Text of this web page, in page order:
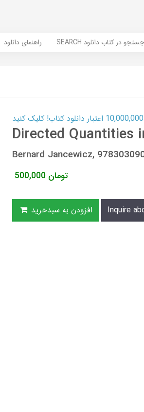
راهنمای دانلود SEARCH جستجو در کتاب دانلود
Directed Quantities
Bernard Jancewicz,
500,000 تومان
افزودن به سبدخرید Inquire